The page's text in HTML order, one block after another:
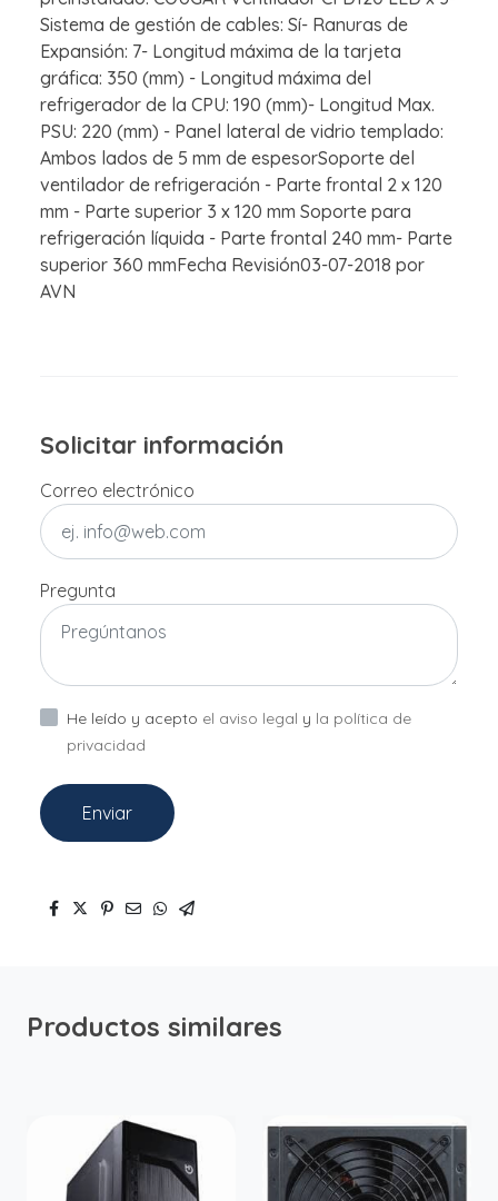
Sistema de gestión de cables: Sí- Ranuras de
Expansión: 7- Longitud máxima de la tarjeta
gráfica: 350 (mm) - Longitud máxima del
refrigerador de la CPU: 190 (mm)- Longitud Max.
PSU: 220 (mm) - Panel lateral de vidrio templado:
Ambos lados de 5 mm de espesorSoporte del
ventilador de refrigeración - Parte frontal 2 x 120
mm - Parte superior 3 x 120 mm Soporte para
refrigeración líquida - Parte frontal 240 mm- Parte
superior 360 mmFecha Revisión03-07-2018 por
AVN
Solicitar información
Correo electrónico
Pregunta
He leído y acepto el aviso legal y la política de
privacidad
Enviar
Productos similares